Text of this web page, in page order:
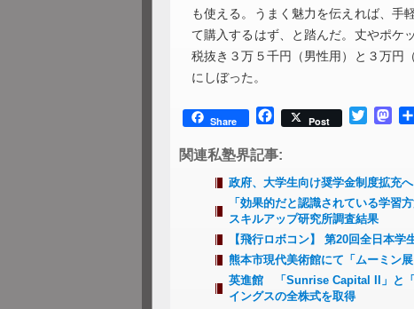
も使える。うまく魅力を伝えれば、手
て購入するはず、と踏んだ。丈やポケ
税抜き３万５千円（男性用）と３万円
にしぼった。
Share Facebook
Post Twitter
関連私塾界記事:
政府、大学生向け奨学金制度拡充へ
「効果的だと認識されている学習
スキルアップ研究所調査結果
【飛行ロボコン】 第20回全日本
熊本市現代美術館にて「ムーミン
英進館 「Sunrise Capital II」と「
イングスの全株式を取得